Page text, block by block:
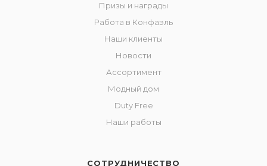
Призы и награды
Работа в Конфаэль
Наши клиенты
Новости
Ассортимент
Модный дом
Duty Free
Наши работы
СОТРУДНИЧЕСТВО